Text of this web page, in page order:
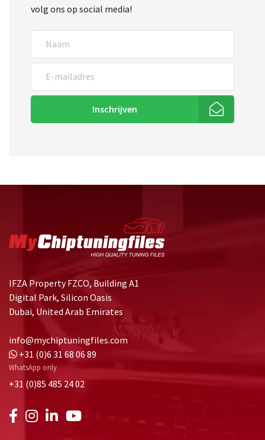
volg ons op social media!
Inschrijven
IFZA Property FZCO, Building A1
Digital Park, Silicon Oasis
Dubai, United Arab Emirates
info@mychiptuningfiles.com
+31 (0)6 31 68 06 89
WhatsApp only
+31 (0)85 485 24 02